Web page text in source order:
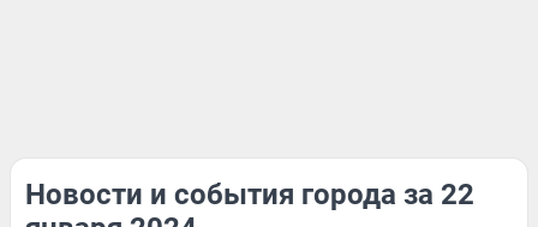
Новости и события города за 22